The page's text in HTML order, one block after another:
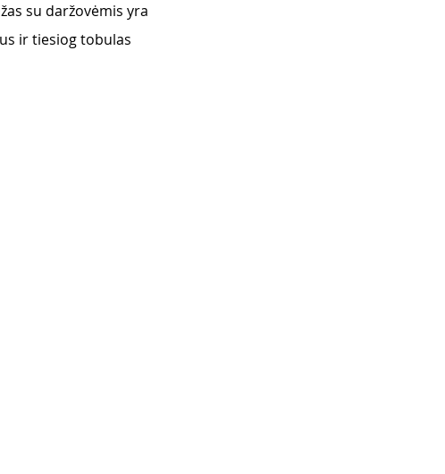
su daržovėmis yra
ir tiesiog tobulas